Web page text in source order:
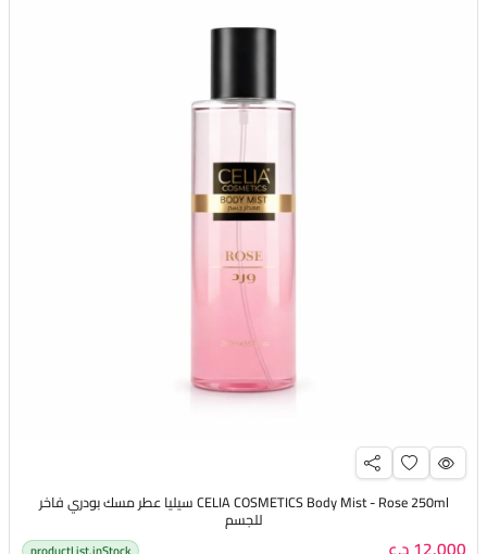
CELIA COSMETICS Body Mist - Rose 250ml سيليا عطر مسك بودري فاخر
للجسم